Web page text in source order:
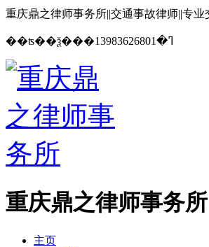
重庆鼎之律师事务所||交通事故律师||专
��ʦ��ѯ���ߣ�13983626801
重庆鼎之律师事务所
主页